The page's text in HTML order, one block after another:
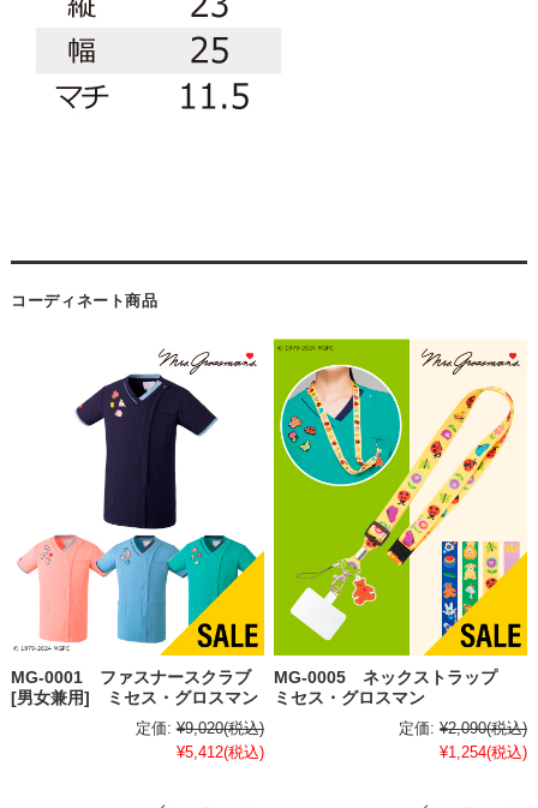
コーディネート商品
MG-0001 ファスナースクラブ
[男女兼用] ミセス・グロスマン
定価: ¥9,020(税込)
¥5,412(税込)
MG-0005 ネックストラップ
ミセス・グロスマン
定価: ¥2,090(税込)
¥1,254(税込)